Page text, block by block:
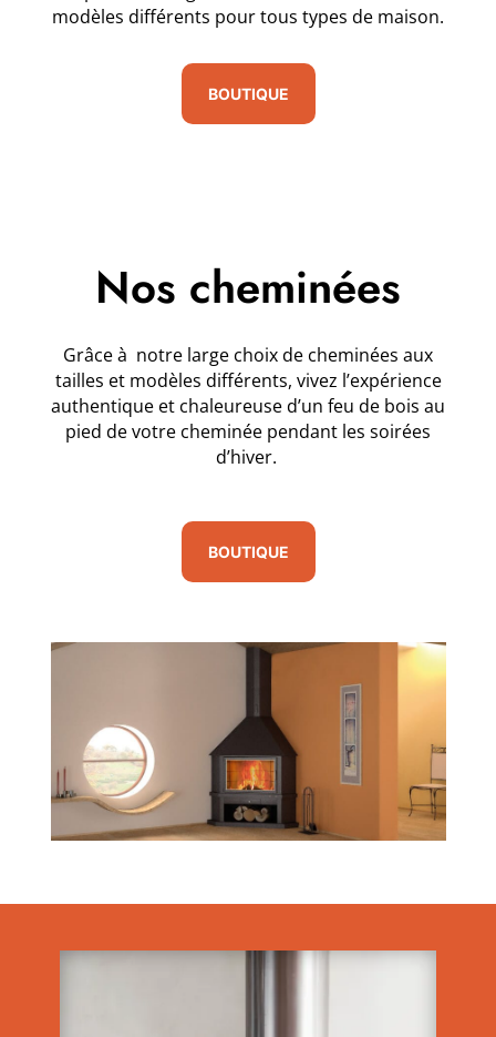
modèles différents pour tous types de maison.
BOUTIQUE
Nos cheminées
Grâce à notre large choix de cheminées aux
tailles et modèles différents, vivez l’expérience
authentique et chaleureuse d’un feu de bois au
pied de votre cheminée pendant les soirées
d’hiver.
BOUTIQUE